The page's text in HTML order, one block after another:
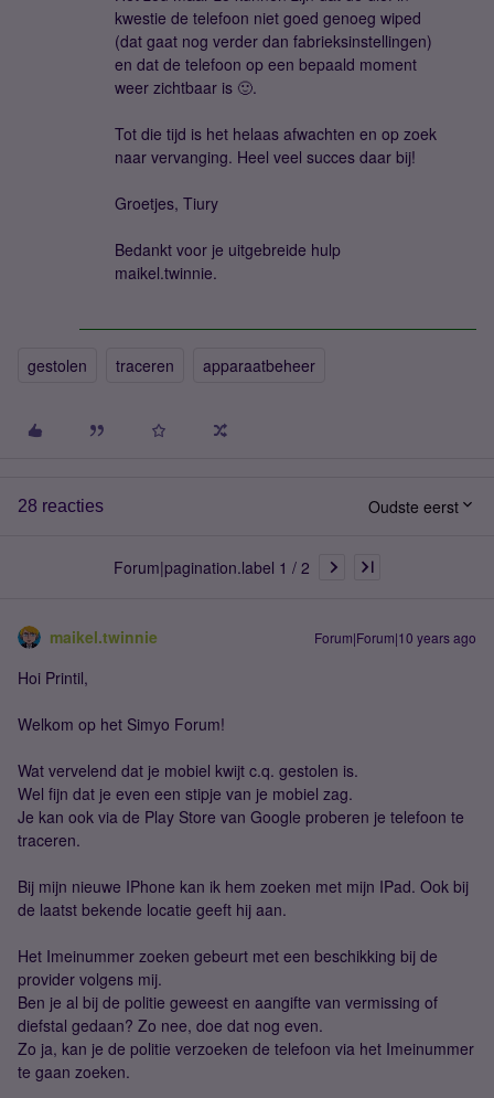
kwestie de telefoon niet goed genoeg wiped
(dat gaat nog verder dan fabrieksinstellingen)
en dat de telefoon op een bepaald moment
weer zichtbaar is 🙂.
Tot die tijd is het helaas afwachten en op zoek
naar vervanging. Heel veel succes daar bij!
Groetjes, Tiury
Bedankt voor je uitgebreide hulp
maikel.twinnie.
gestolen traceren apparaatbeheer
28 reacties Oudste eerst
Forum|pagination.label 1 / 2
maikel.twinnie Forum|Forum|10 years ago
Hoi Printil,
Welkom op het Simyo Forum!
Wat vervelend dat je mobiel kwijt c.q. gestolen is.
Wel fijn dat je even een stipje van je mobiel zag.
Je kan ook via de Play Store van Google proberen je telefoon te
traceren.
Bij mijn nieuwe IPhone kan ik hem zoeken met mijn IPad. Ook bij
de laatst bekende locatie geeft hij aan.
Het Imeinummer zoeken gebeurt met een beschikking bij de
provider volgens mij.
Ben je al bij de politie geweest en aangifte van vermissing of
diefstal gedaan? Zo nee, doe dat nog even.
Zo ja, kan je de politie verzoeken de telefoon via het Imeinummer
te gaan zoeken.